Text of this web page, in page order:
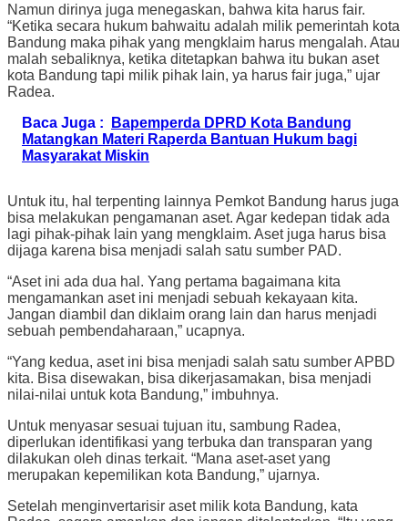
Namun dirinya juga menegaskan, bahwa kita harus fair.
“Ketika secara hukum bahwaitu adalah milik pemerintah kota
Bandung maka pihak yang mengklaim harus mengalah. Atau
malah sebaliknya, ketika ditetapkan bahwa itu bukan aset
kota Bandung tapi milik pihak lain, ya harus fair juga,” ujar
Radea.
Baca Juga :
Bapemperda DPRD Kota Bandung
Matangkan Materi Raperda Bantuan Hukum bagi
Masyarakat Miskin
Untuk itu, hal terpenting lainnya Pemkot Bandung harus juga
bisa melakukan pengamanan aset. Agar kedepan tidak ada
lagi pihak-pihak lain yang mengklaim. Aset juga harus bisa
dijaga karena bisa menjadi salah satu sumber PAD.
“Aset ini ada dua hal. Yang pertama bagaimana kita
mengamankan aset ini menjadi sebuah kekayaan kita.
Jangan diambil dan diklaim orang lain dan harus menjadi
sebuah pembendaharaan,” ucapnya.
“Yang kedua, aset ini bisa menjadi salah satu sumber APBD
kita. Bisa disewakan, bisa dikerjasamakan, bisa menjadi
nilai-nilai untuk kota Bandung,” imbuhnya.
Untuk menyasar sesuai tujuan itu, sambung Radea,
diperlukan identifikasi yang terbuka dan transparan yang
dilakukan oleh dinas terkait. “Mana aset-aset yang
merupakan kepemilikan kota Bandung,” ujarnya.
Setelah menginvertarisir aset milik kota Bandung, kata